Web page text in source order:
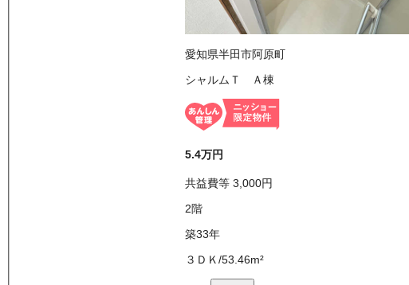
愛知県半田市阿原町
シャルムＴ Ａ棟
5.4万円
共益費等 3,000円
2階
築33年
３ＤＫ/53.46m²